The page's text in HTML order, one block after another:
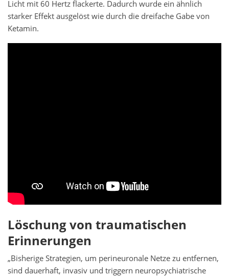
Licht mit 60 Hertz flackerte. Dadurch wurde ein ähnlich
starker Effekt ausgelöst wie durch die dreifache Gabe von
Ketamin.
Löschung von traumatischen
Erinnerungen
„Bisherige Strategien, um perineuronale Netze zu entfernen,
sind dauerhaft, invasiv und triggern neuropsychiatrische